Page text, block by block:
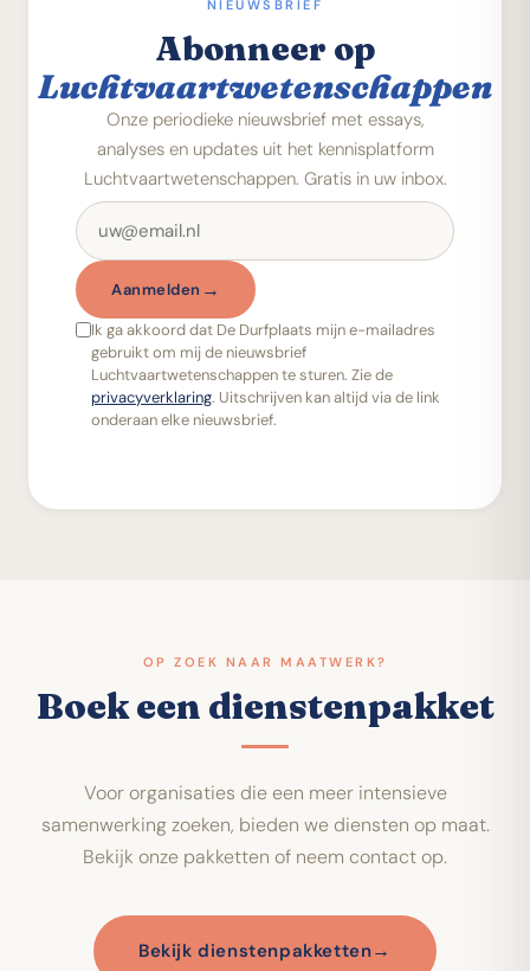
NIEUWSBRIEF
Abonneer op
Luchtvaartwetenschappen
Onze periodieke nieuwsbrief met essays,
analyses en updates uit het kennisplatform
Luchtvaartwetenschappen. Gratis in uw inbox.
Aanmelden →
Ik ga akkoord dat De Durfplaats mijn e-mailadres
gebruikt om mij de nieuwsbrief
Luchtvaartwetenschappente sturen. Zie de
privacyverklaring. Uitschrijven kan altijd via de link
onderaan elke nieuwsbrief.
OP ZOEK NAAR MAATWERK?
Boek een dienstenpakket
Voor organisaties die een meer intensieve
samenwerking zoeken, bieden we diensten op maat.
Bekijk onze pakketten of neem contact op.
Bekijk dienstenpakketten→